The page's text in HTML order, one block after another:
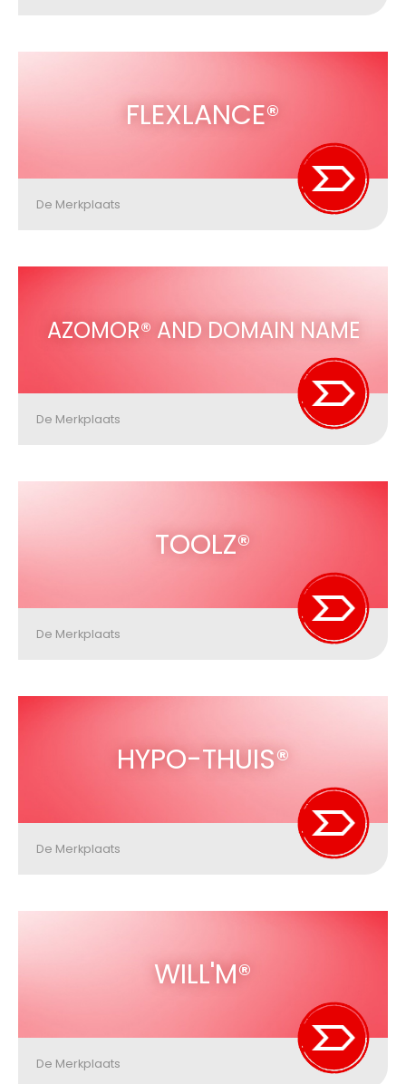
FLEXLANCE®
De Merkplaats
AZOMOR® AND DOMAIN NAME
De Merkplaats
TOOLZ®
De Merkplaats
HYPO-THUIS®
De Merkplaats
WILL'M®
De Merkplaats